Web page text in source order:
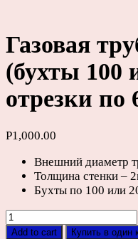
Газовая
(бухты 100
отрезки по
Р1,000.00
Внешний диаметр
Толщина стенки –
Бухты по 100 или
Газовая
труба
Add to cart Купить в один